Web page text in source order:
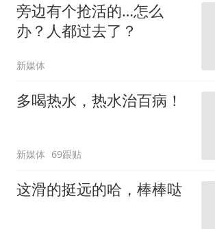
旁边有个抢活的…怎么
办？人都过去了？
新媒体
多喝热水，热水治百病！
新媒体 69跟贴
这滑的挺远的哈，棒棒哒